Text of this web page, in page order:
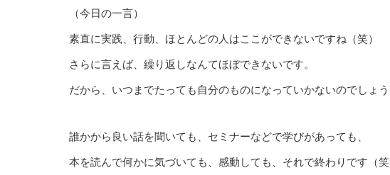
（今日の一言）
素直に実践、行動、ほとんどの人はここができないですね（笑）
さらに言えば、繰り返しなんてほぼできないです。
だから、いつまでたっても自分のものになっていかないのでしょう
誰かから良い話を聞いても、セミナーなどで学びがあっても、
本を読んで何かに気づいても、感動しても、それで終わりです（笑